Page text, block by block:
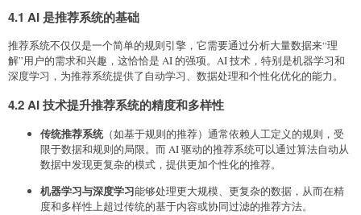
4.1 AI 是推荐系统的基础
推荐系统不仅仅是一个简单的规则引擎，它需要通过分析大量数据来“理
解”用户的需求和兴趣，这恰恰是 AI 的强项。AI 技术，特别是机器学习和
深度学习，为推荐系统提供了自动学习、数据处理和个性化优化的能力。
4.2 AI 技术提升推荐系统的精度和多样性
传统推荐系统（如基于规则的推荐）通常依赖人工定义的规则，受
限于数据和规则的局限。而 AI 驱动的推荐系统可以通过算法自动从
数据中发现更复杂的模式，提供更加个性化的推荐。
机器学习与深度学习能够处理更大规模、更复杂的数据，从而在精
度和多样性上超过传统的基于内容或协同过滤的推荐方法。